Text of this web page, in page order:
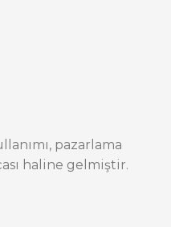
pazarlama
haline gelmiştir.